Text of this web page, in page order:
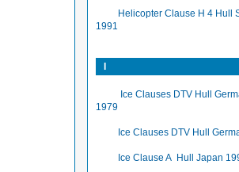
Helicopter Clause H 4 Hull
1991
I
Ice Clauses DTV Hull
1979
Ice Clauses DTV Hull
Ice Clause A Hull Japan